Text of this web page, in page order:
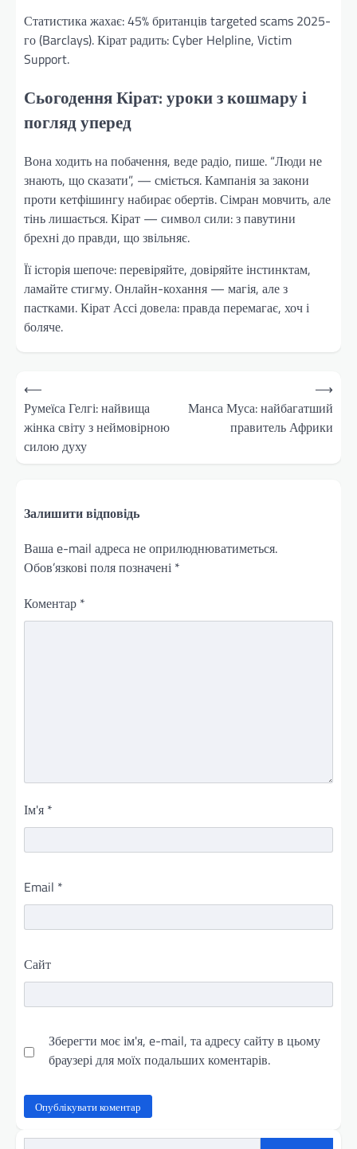
Статистика жахає: 45% британців targeted scams 2025-
го (Barclays). Кірат радить: Cyber Helpline, Victim
Support.
Сьогодення Кірат: уроки з кошмару і
погляд уперед
Вона ходить на побачення, веде радіо, пише. “Люди не
знають, що сказати”, — сміється. Кампанія за закони
проти кетфішингу набирає обертів. Сімран мовчить, але
тінь лишається. Кірат — символ сили: з павутини
брехні до правди, що звільняє.
Її історія шепоче: перевіряйте, довіряйте інстинктам,
ламайте стигму. Онлайн-кохання — магія, але з
пастками. Кірат Ассі довела: правда перемагає, хоч і
боляче.
Навігація
записів
⟵
Румеїса Гелгі: найвища
жінка світу з неймовірною
силою духу
Манса Муса: найбагатший
правитель Африки
⟶
Залишити відповідь
Ваша e-mail адреса не оприлюднюватиметься.
Обов’язкові поля позначені *
Коментар *
Ім'я *
Email *
Сайт
Зберегти моє ім'я, e-mail, та адресу сайту в цьому
браузері для моїх подальших коментарів.